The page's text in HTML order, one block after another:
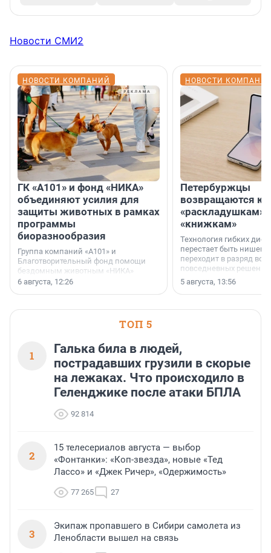
Новости СМИ2
НОВОСТИ КОМПАНИЙ
ГК «А101» и фонд «НИКА»
объединяют усилия для
защиты животных в рамках
программы
биоразнообразия
Группа компаний «А101» и
Благотворительный фонд помощи
бездомным животным «НИКА»
заключили соглашение о
6 августа, 12:26
НОВОСТИ
Петербуржцы
возвращаются к
«раскладушкам»
«книжкам»
Технология гибких
перестает быть
переходит в разряд
повседневных
5 августа, 13:56
ТОП 5
1
Галька била в людей,
пострадавших грузили в скорые
на лежаках. Что происходило в
Геленджике после атаки БПЛА
92 814
2
15 телесериалов августа — выбор
«Фонтанки»: «Коп-звезда», новые «Тед
Лассо» и «Джек Ричер», «Одержимость»
77 265 27
3
Экипаж пропавшего в Сибири самолета из
Ленобласти вышел на связь